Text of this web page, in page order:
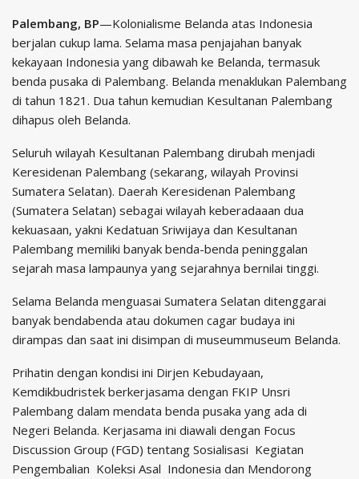
Palembang, BP—Kolonialisme Belanda atas Indonesia
berjalan cukup lama. Selama masa penjajahan banyak
kekayaan Indonesia yang dibawah ke Belanda, termasuk
benda pusaka di Palembang. Belanda menaklukan Palembang
di tahun 1821. Dua tahun kemudian Kesultanan Palembang
dihapus oleh Belanda.
Seluruh wilayah Kesultanan Palembang dirubah menjadi
Keresidenan Palembang (sekarang, wilayah Provinsi
Sumatera Selatan). Daerah Keresidenan Palembang
(Sumatera Selatan) sebagai wilayah keberadaaan dua
kekuasaan, yakni Kedatuan Sriwijaya dan Kesultanan
Palembang memiliki banyak benda-benda peninggalan
sejarah masa lampaunya yang sejarahnya bernilai tinggi.
Selama Belanda menguasai Sumatera Selatan ditenggarai
banyak bendabenda atau dokumen cagar budaya ini
dirampas dan saat ini disimpan di museummuseum Belanda.
Prihatin dengan kondisi ini Dirjen Kebudayaan,
Kemdikbudristek berkerjasama dengan FKIP Unsri
Palembang dalam mendata benda pusaka yang ada di
Negeri Belanda. Kerjasama ini diawali dengan Focus
Discussion Group (FGD) tentang Sosialisasi Kegiatan
Pengembalian Koleksi Asal Indonesia dan Mendorong